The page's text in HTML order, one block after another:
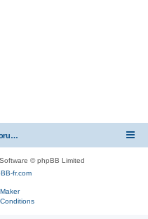
Bienvenue sur le forum des scooters de la gamme SYM
© phpBB Limited
fr.com
Conditions